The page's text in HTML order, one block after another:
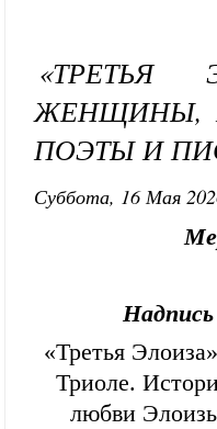
«ТРЕТЬЯ
ЖЕНЩИНЫ,
ПОЭТЫ И
Суббота, 16 Мая
«Третья
Триоле.
любви